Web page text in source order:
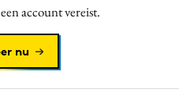
account vereist.
nu